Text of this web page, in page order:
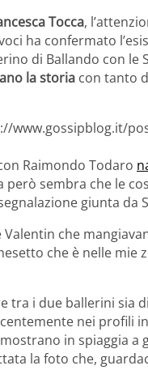
Tocca,
ha confermato
di Ballando con le
la storia con tanto
www.gossipblog.it/
Raimondo Todaro
sembra che le
giunta da
Valentin che
che è nelle mie
tra i due ballerini sia
nei profili
in spiaggia a
la foto che,